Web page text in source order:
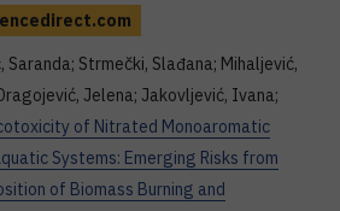
Saranda; Strmečki, Slađana; Mihaljević,
Jelena; Jakovljević, Ivana;
of Nitrated Monoaromatic
Systems: Emerging Risks from
of Biomass Burning and